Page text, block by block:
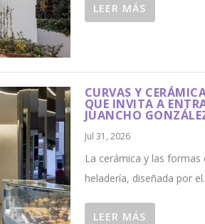
LEER MÁS
CURVAS Y
QUE INVITA A
JUANCHO
Jul 31, 2026
La cerámica y las
heladería, diseñada por
LEER MÁS